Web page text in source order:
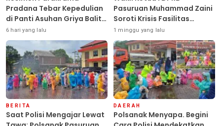
Pradana Tebar Kepedulian
di Panti Asuhan Griya Balita
SYD, Peluk Hangat Balita
Terlantar “POLRI Hadir
Dengan Hati”
6 hari yang lalu
Pasuruan Muhammad Zaini
Soroti Krisis Fasilitas
Sekolah di Tengah Efisiensi
Anggaran
1 minggu yang lalu
BERITA
Saat Polisi Mengajar Lewat
DAERAH
Polsanak Menyapa. Begini